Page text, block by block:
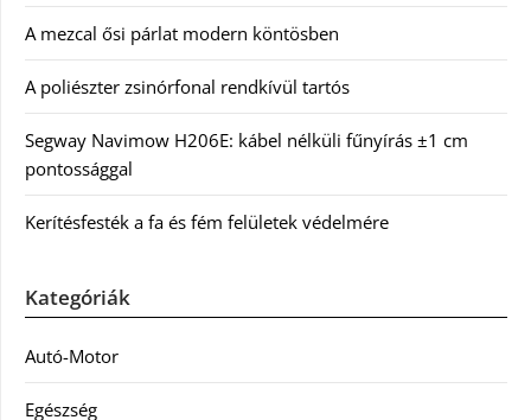
A mezcal ősi párlat modern köntösben
A poliészter zsinórfonal rendkívül tartós
Segway Navimow H206E: kábel nélküli fűnyírás ±1 cm
pontossággal
Kerítésfesték a fa és fém felületek védelmére
Kategóriák
Autó-Motor
Egészség